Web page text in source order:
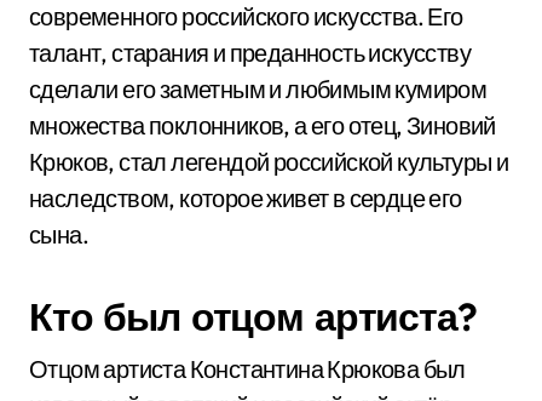
современного российского искусства. Его
талант, старания и преданность искусству
сделали его заметным и любимым кумиром
множества поклонников, а его отец, Зиновий
Крюков, стал легендой российской культуры и
наследством, которое живет в сердце его
сына.
Кто был отцом артиста?
Отцом артиста Константина Крюкова был